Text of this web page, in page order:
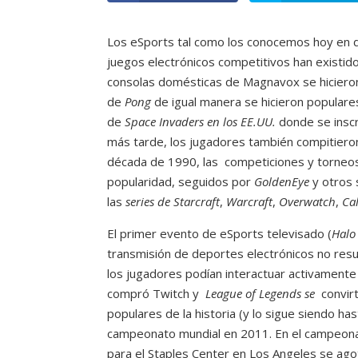
Los eSports tal como los conocemos hoy
juegos electrónicos competitivos han
consolas domésticas de Magnavox se
dePongde igual manera se hicieron
deSpace Invaders en los EE.UU. donde se
más tarde, los jugadores también
década de 1990, las competiciones y
popularidad, seguidos por GoldenEyey otros
lasseries de Starcraft, Warcraft, Overwatch,
El primer evento de eSports televisado (
transmisión de deportes electrónicos no
los jugadores podían interactuar
compró Twitch yLeague of Legends se
populares de la historia (y lo sigue siendo
campeonato mundial en 2011. En el
para el Staples Center en Los Angeles se